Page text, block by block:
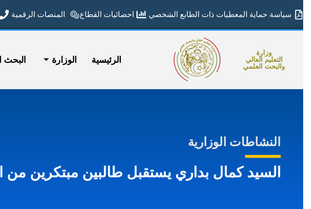
سياسة حماية المعطيات ذات الطابع الشخصي احصائيات القطاع المنصات الرقمية
وزارة
التعليم العالي
والبحث العلمي
الرئيسية الوزارة البحث
النشاطات الوزارية
السيد كمال بداري يستقبل طالبين مبتكرين من